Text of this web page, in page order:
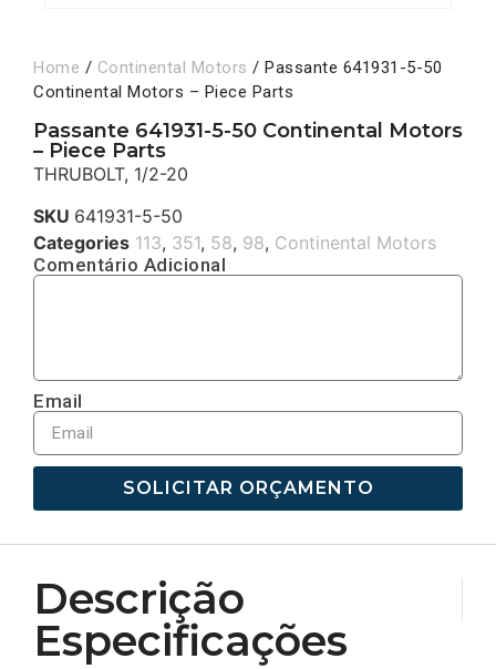
Home / Continental Motors / Passante 641931-5-50
Continental Motors – Piece Parts
Passante 641931-5-50 Continental Motors
– Piece Parts
THRUBOLT, 1/2-20
SKU 641931-5-50
Categories 113, 351, 58, 98, Continental Motors
Comentário Adicional
Email
SOLICITAR ORÇAMENTO
Descrição
Especificações